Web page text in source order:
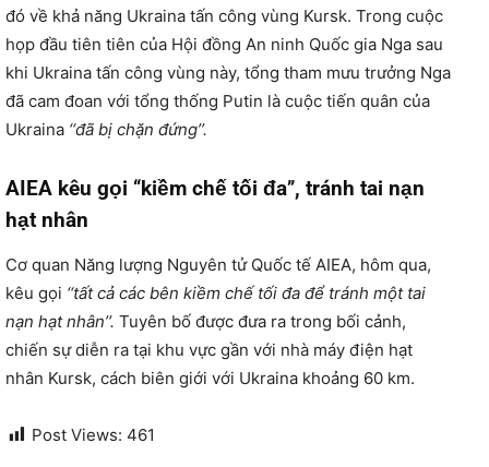
đó về khả năng Ukraina tấn công vùng Kursk. Trong cuộc
họp đầu tiên tiên của Hội đồng An ninh Quốc gia Nga sau
khi Ukraina tấn công vùng này, tổng tham mưu trưởng Nga
đã cam đoan với tổng thống Putin là cuộc tiến quân của
Ukraina ‘‘đã bị chặn đứng’’.
AIEA kêu gọi ‘‘kiềm chế tối đa’’, tránh tai nạn
hạt nhân
Cơ quan Năng lượng Nguyên tử Quốc tế AIEA, hôm qua,
kêu gọi ‘‘tất cả các bên kiềm chế tối đa để tránh một tai
nạn hạt nhân’’. Tuyên bố được đưa ra trong bối cảnh,
chiến sự diễn ra tại khu vực gần với nhà máy điện hạt
nhân Kursk, cách biên giới với Ukraina khoảng 60 km.
Post Views: 461